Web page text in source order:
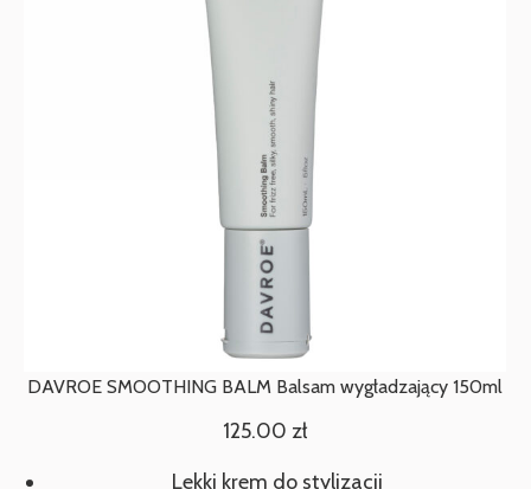
DAVROE SMOOTHING BALM Balsam wygładzający 150ml
125.00 zł
Lekki krem do stylizacji